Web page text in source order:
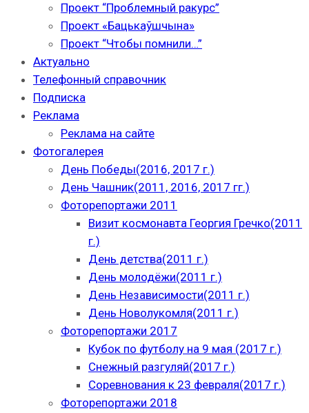
Проект “Проблемный ракурс”
Проект «Бацькаўшчына»
Проект “Чтобы помнили…”
Актуально
Телефонный справочник
Подписка
Реклама
Реклама на сайте
Фотогалерея
День Победы(2016, 2017 г.)
День Чашник(2011, 2016, 2017 гг.)
Фоторепортажи 2011
Визит космонавта Георгия Гречко(2011
г.)
День детства(2011 г.)
День молодёжи(2011 г.)
День Независимости(2011 г.)
День Новолукомля(2011 г.)
Фоторепортажи 2017
Кубок по футболу на 9 мая (2017 г.)
Снежный разгуляй(2017 г.)
Соревнования к 23 февраля(2017 г.)
Фоторепортажи 2018